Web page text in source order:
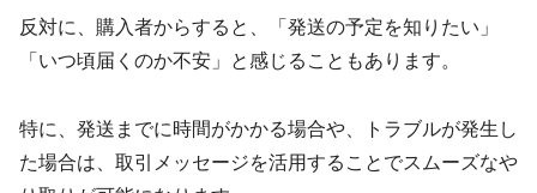
反対に、購入者からすると、「発送の予定を知りたい」
「いつ頃届くのか不安」と感じることもあります。
特に、発送までに時間がかかる場合や、トラブルが発生し
た場合は、取引メッセージを活用することでスムーズなや